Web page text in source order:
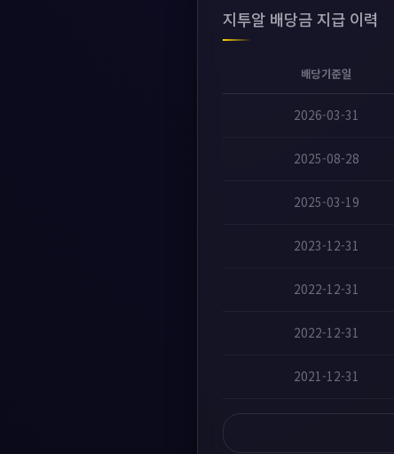
지투알 배당금 지급 이력
배당기준일
2026-03-31
2025-08-28
2025-03-19
2023-12-31
2022-12-31
2022-12-31
2021-12-31